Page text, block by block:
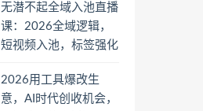
无潜不起全域入池直播
课：2026全域逻辑，
短视频入池，标签强化
2026用工具爆改生
意，AI时代创收机会，